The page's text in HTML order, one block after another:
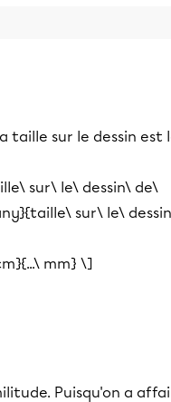
sur le dessin est
sur\ le\ dessin\ de\
sur\ le\
mm} \]
Puisqu'on a